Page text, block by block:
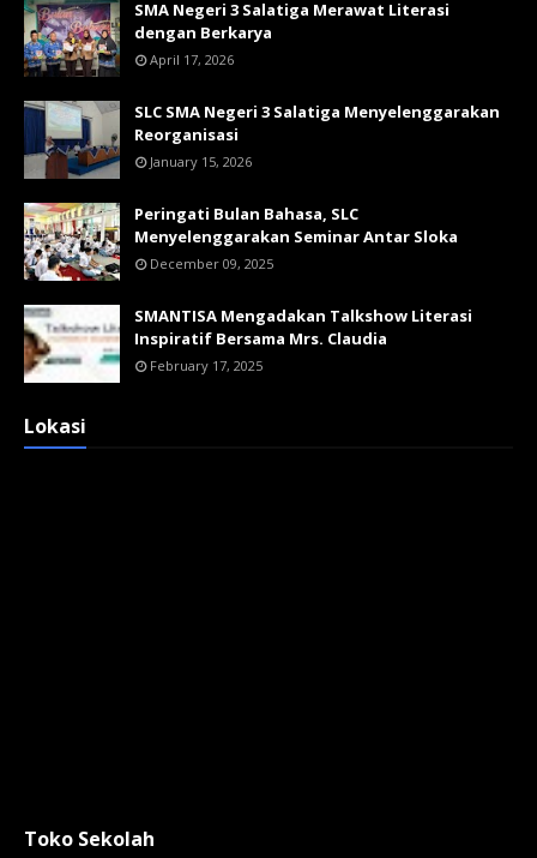
SMA Negeri 3 Salatiga Merawat Literasi
dengan Berkarya
April 17, 2026
SLC SMA Negeri 3 Salatiga Menyelenggarakan
Reorganisasi
January 15, 2026
Peringati Bulan Bahasa, SLC
Menyelenggarakan Seminar Antar Sloka
December 09, 2025
SMANTISA Mengadakan Talkshow Literasi
Inspiratif Bersama Mrs. Claudia
February 17, 2025
Lokasi
Toko Sekolah